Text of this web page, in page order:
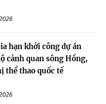
hạn khởi công dự án
cảnh quan sông Hồng,
thể thao quốc tế